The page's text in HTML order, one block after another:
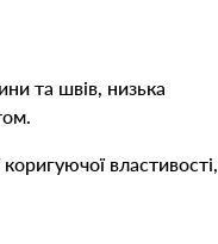
та швів, низька
властивості,